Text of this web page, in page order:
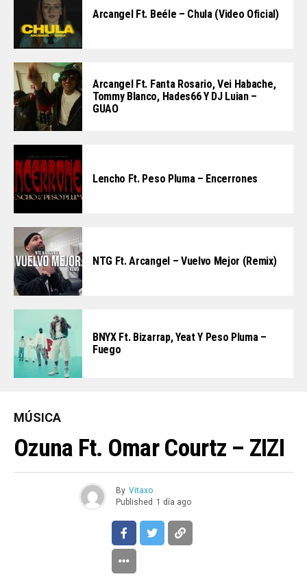
Arcangel Ft. Beéle – Chula (Video Oficial)
Arcangel Ft. Fanta Rosario, Vei Habache,
Tommy Blanco, Hades66 Y DJ Luian –
GUAO
Lencho Ft. Peso Pluma – Encerrones
NTG Ft. Arcangel – Vuelvo Mejor (Remix)
BNYX Ft. Bizarrap, Yeat Y Peso Pluma –
Fuego
MÚSICA
Ozuna Ft. Omar Courtz – ZIZI
By Vitaxo
Published 1 día ago